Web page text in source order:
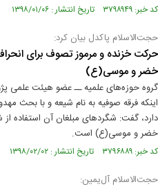
کد خبر: ۳۷۹۸۹۴۹ تاریخ انتشار : ۱۳۹۸/۰۱/۰۶
حجت‌الاسلام پاکدل بیان کرد:
حرکت خزنده و مرموز تصوف برای
خضر و موسی(ع)
گروه حوزه‌های علمیه ــ عضو هیئت علمی
اینکه فرقه صوفیه به نام شیعه و با بحث
دارد، گفت: شگردهای مبلغان آن استفاده
خضر و موسی(ع) است.
کد خبر: ۳۷۹۶۸۸۹ تاریخ انتشار : ۱۳۹۸/۰۲/۰۲
حجت‌الاسلام آل‌یمین: